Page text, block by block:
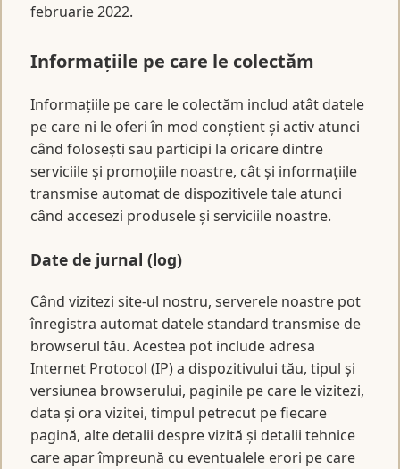
februarie 2022.
Informațiile pe care le colectăm
Informațiile pe care le colectăm includ atât datele
pe care ni le oferi în mod conștient și activ atunci
când folosești sau participi la oricare dintre
serviciile și promoțiile noastre, cât și informațiile
transmise automat de dispozitivele tale atunci
când accesezi produsele și serviciile noastre.
Date de jurnal (log)
Când vizitezi site-ul nostru, serverele noastre pot
înregistra automat datele standard transmise de
browserul tău. Acestea pot include adresa
Internet Protocol (IP) a dispozitivului tău, tipul și
versiunea browserului, paginile pe care le vizitezi,
data și ora vizitei, timpul petrecut pe fiecare
pagină, alte detalii despre vizită și detalii tehnice
care apar împreună cu eventualele erori pe care